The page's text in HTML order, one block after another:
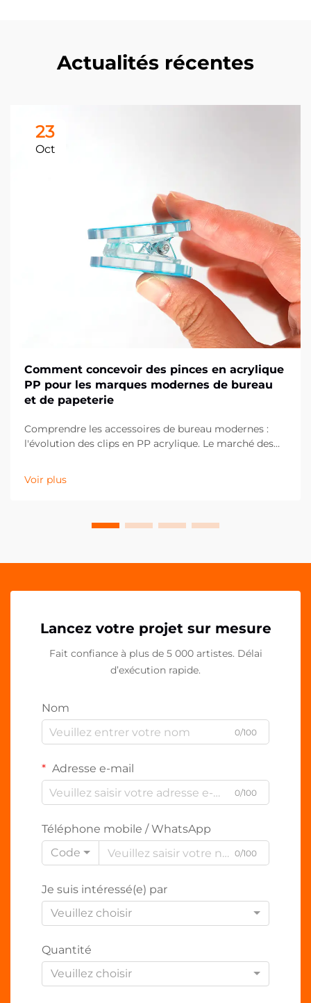
Actualités récentes
23
Oct
Comment concevoir des pinces en acrylique
PP pour les marques modernes de bureau
et de papeterie
Comprendre les accessoires de bureau modernes :
l'évolution des clips en PP acrylique. Le marché des
cours de la dernière décennie, les clips en PP
acrylique s'imposant comme un élément essentiel
Voir plus
Lancez votre projet sur mesure
Fait confiance à plus de 5 000 artistes. Délai
d’exécution rapide.
Nom
0/100
Adresse e-mail
0/100
Téléphone mobile / WhatsApp
Code
0/100
Je suis intéressé(e) par
Veuillez choisir
Quantité
Veuillez choisir